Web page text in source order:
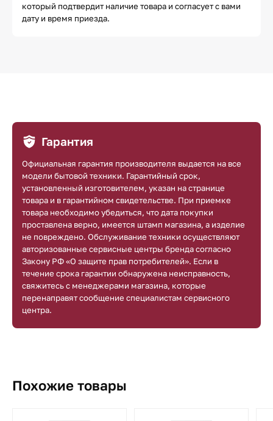
который подтвердит наличие товара и согласует с вами
дату и время приезда.
Гарантия
Официальная гарантия производителя выдается на все
модели бытовой техники. Гарантийный срок,
установленный изготовителем, указан на странице
товара и в гарантийном свидетельстве. При приемке
товара необходимо убедиться, что дата покупки
проставлена верно, имеется штамп магазина, а изделие
не повреждено. Обслуживание техники осуществляют
авторизованные сервисные центры бренда согласно
Закону РФ «О защите прав потребителей». Если в
течение срока гарантии обнаружена неисправность,
свяжитесь с менеджерами магазина, которые
перенаправят сообщение специалистам сервисного
центра.
Похожие товары